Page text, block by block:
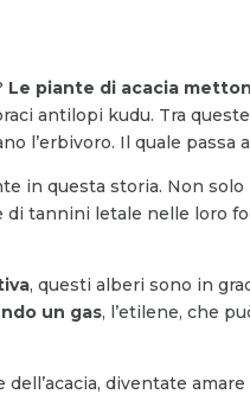
Le piante di acacia
antilopi kudu. Tra
l’erbivoro. Il quale passa
in questa storia. Non
tannini letale nelle loro
, questi alberi sono in
un gas, l’etilene, che
diventate